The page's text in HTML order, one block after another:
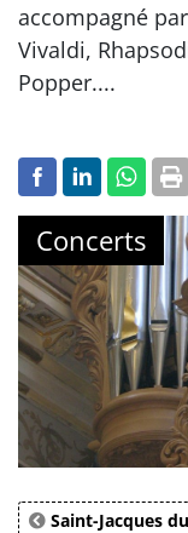
accompagné
Vivaldi,
Popper....
Concerts
Saint-Jacques